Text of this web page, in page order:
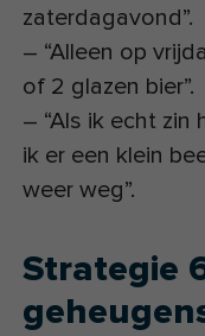
zaterdagavond”.
– “Alleen op
of 2 glazen bier”.
– “Als ik echt zin
ik er een klein
weer weg”.
Strategie